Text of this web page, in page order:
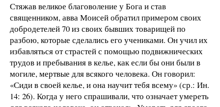
Стяжав великое благоволение у Бога и став
священником, авва Моисей обратил примером своих
добродетелей 70 из своих бывших товарищей по
разбою, которые сделались его учениками. Он учил их
избавляться от страстей с помощью подвижнических
трудов и пребывания в келье, как если бы они были в
могиле, мертвые для всякого человека. Он говорил:
«Сиди в своей келье, и она научит тебя всему» (ср.: Ин.
14: 26). Когда у него спрашивали, что означает умереть